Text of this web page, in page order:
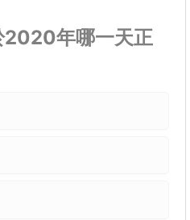
2020年哪一天正